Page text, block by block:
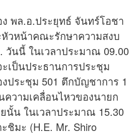
พล.อ.ประยุทธ์ จันทร์โอชา
วหน้าคณะรักษาความสงบ
นนี้ ในเวลาประมาณ 09.00
เป็นประธานการประชุม
ประชุม 501 ตึกบัญชาการ 1
ความเคลื่อนไหวของนายก
นั้น ในเวลาประมาณ 15.30
ชิมะ (H.E. Mr. Shiro